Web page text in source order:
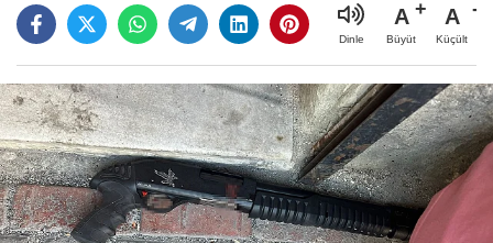
Dinle
A
Büyüt
A
Küçült